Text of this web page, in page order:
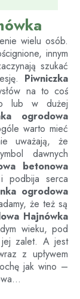
wielu osób.
innym
szukać
Piwniczka
na to coś
lub w dużej
ogrodowa
warto mieć
uważają, że
dawnych
betonowa
podbija serca
ogrodowa
że też są
Hajnówka
wieku, pod
jej zalet. A jest
z upływem
jak wino –